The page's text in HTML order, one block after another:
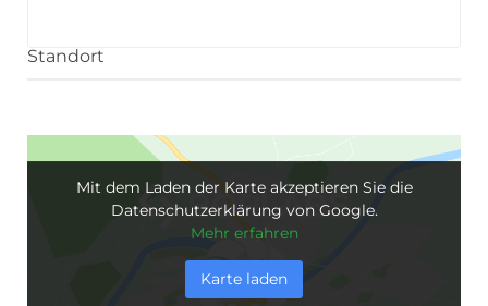
Standort
Mit dem Laden der Karte akzeptieren Sie die
Datenschutzerklärung von Google.
Mehr erfahren
Karte laden